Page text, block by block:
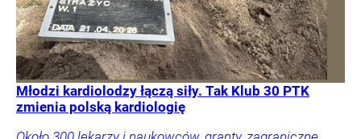
Młodzi kardiolodzy łączą siły. Tak Klub 30 PTK
zmienia polską kardiologię